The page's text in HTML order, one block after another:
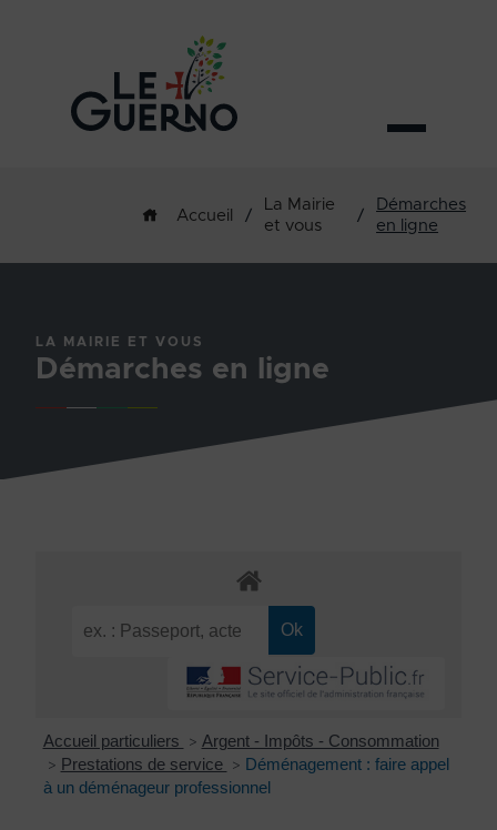
Accueil /
La Mairie
et vous
/
Démarches
en ligne
LA MAIRIE ET VOUS
Démarches en ligne
Accueil particuliers > Argent - Impôts - Consommation
> Prestations de service > Déménagement : faire appel
à un déménageur professionnel